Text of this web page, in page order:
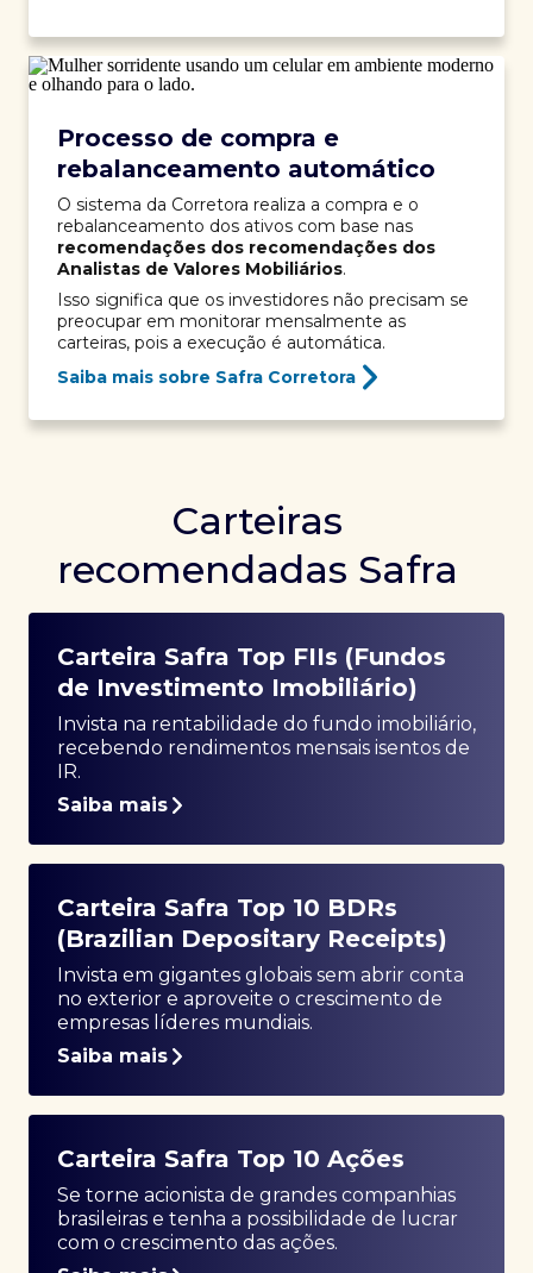
Processo de compra e
rebalanceamento automático
O sistema da Corretora realiza a compra e o
rebalanceamento dos ativos com base nas
recomendações dos recomendações dos
Analistas de Valores Mobiliários.
Isso significa que os investidores não precisam se
preocupar em monitorar mensalmente as
carteiras, pois a execução é automática.
Saiba mais sobre Safra Corretora
Carteiras
recomendadas Safra
Carteira Safra Top FIIs (Fundos
de Investimento Imobiliário)
Invista na rentabilidade do fundo imobiliário,
recebendo rendimentos mensais isentos de
IR.
Saiba mais
Carteira Safra Top 10 BDRs
(Brazilian Depositary Receipts)
Invista em gigantes globais sem abrir conta
no exterior e aproveite o crescimento de
empresas líderes mundiais.
Saiba mais
Carteira Safra Top 10 Ações
Se torne acionista de grandes companhias
brasileiras e tenha a possibilidade de lucrar
com o crescimento das ações.